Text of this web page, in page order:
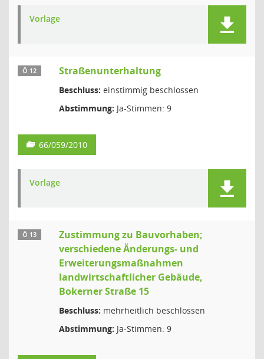
Vorlage
Ö 12 Straßenunterhaltung
Beschluss: einstimmig beschlossen
Abstimmung: Ja-Stimmen: 9
66/059/2010
Vorlage
Ö 13
Zustimmung zu Bauvorhaben;
verschiedene Änderungs- und
Erweiterungsmaßnahmen
landwirtschaftlicher Gebäude,
Bokerner Straße 15
Beschluss: mehrheitlich beschlossen
Abstimmung: Ja-Stimmen: 9